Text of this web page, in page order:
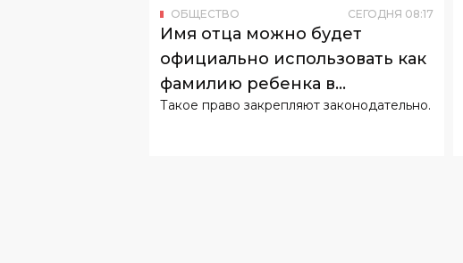
фамилию ребенка в
Узбекистане
Такое право закрепляют законодательно.